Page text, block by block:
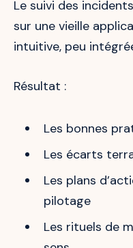
Le suivi des
sur une vieille
intuitive, peu
Résultat :
Les bonnes
Les écarts
Les plans
pilotage
Les rituels de